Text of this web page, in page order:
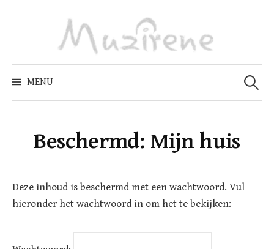
MENU
Zoeken
naar:
Beschermd: Mijn huis
Deze inhoud is beschermd met een wachtwoord. Vul
hieronder het wachtwoord in om het te bekijken: